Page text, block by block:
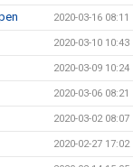
2020-03-16 08:11
2020-03-10 10:43
2020-03-09 10:24
2020-03-06 08:21
2020-03-02 08:07
2020-02-27 17:02